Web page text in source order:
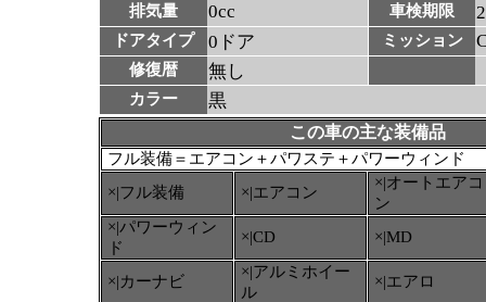
排気量 0cc 車検期限
ドアタイプ 0ドア ミッション
修復暦 無し
カラー 黒
この車の主な装備品
フル装備＝エアコン＋パワステ＋パワーウィンド
×|フル装備
×|エアコン
×|オートエアコ
ン
×|パワーウィン
ド
×|CD ×|MD
×|カーナビ
×|アルミホイー
ル
×|エアロ